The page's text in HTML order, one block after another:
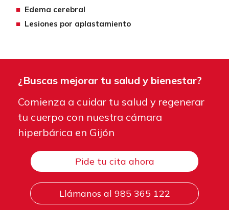
Edema cerebral
Lesiones por aplastamiento
¿Buscas mejorar tu salud y bienestar?
Comienza a cuidar tu salud y regenerar
tu cuerpo con nuestra cámara
hiperbárica en Gijón
Pide tu cita ahora
Llámanos al 985 365 122